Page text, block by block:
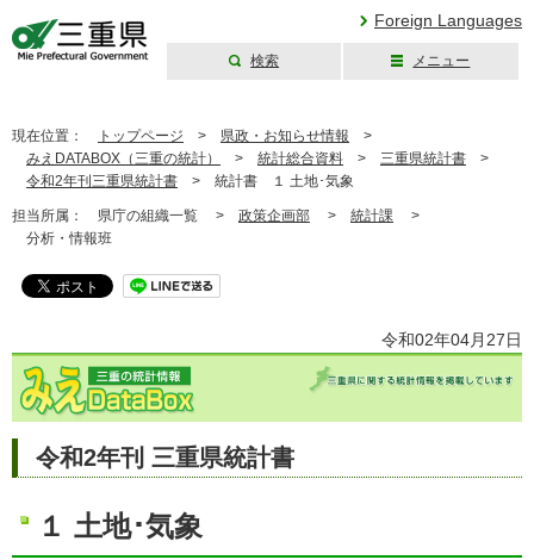
Foreign Languages
検索 メニュー
現在位置： トップページ > 県政・お知らせ情報 >
みえDATABOX（三重の統計）
> 統計総合資料 > 三重県統計書 >
令和2年刊三重県統計書 > 統計書 １ 土地･気象
担当所属： 県庁の組織一覧 > 政策企画部 > 統計課 >
分析・情報班
令和02年04月27日
令和2年刊 三重県統計書
１ 土地･気象